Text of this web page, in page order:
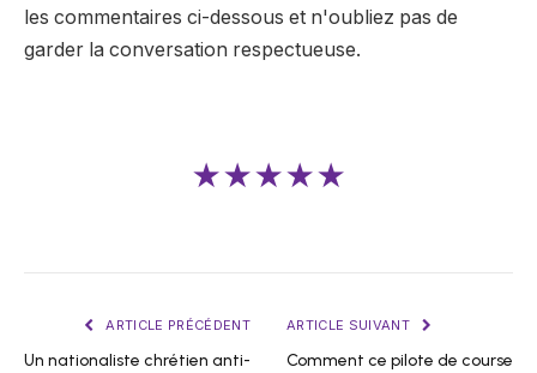
les commentaires ci-dessous et n'oubliez pas de
garder la conversation respectueuse.
★★★★★
ARTICLE PRÉCÉDENT
Un nationaliste chrétien anti-
ARTICLE SUIVANT
Comment ce pilote de course